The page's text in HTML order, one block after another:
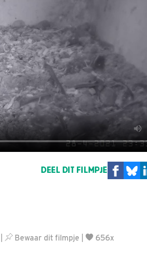
DEEL DIT FILMPJE
Bewaar dit filmpje
656x